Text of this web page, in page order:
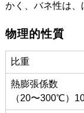
かく、バネ性は、
物理的性質
比重
熱膨張係数
（20〜300℃）